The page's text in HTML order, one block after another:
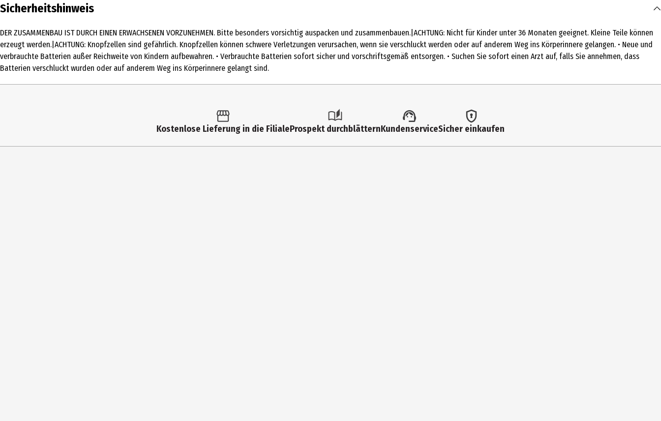
Inhalt
Altersempfehlung ab 4 Jahre
Artikelnummer des Herstellers
Hersteller Mattel Europa B.V.
service.mattel.com
Sicherheitshinweis
DER ZUSAMMENBAU IST DURCH EINEN ERWACHSENEN VORZUNEHMEN. Bitte besonders vorsichtig auspacken und zusammenbauen.|ACHTUNG: Nicht für Kinder unter 36 Monaten geeignet. Kleine Teile können
erzeugt werden.|ACHTUNG: Knopfzellen sind gefährlich. Knopfzellen können schwere Verletzungen verursachen, wenn sie verschluckt werden oder auf anderem Weg ins Körperinnere gelangen. • Neue und
verbrauchte Batterien außer Reichweite von Kindern aufbewahren. • Verbrauchte Batterien sofort sicher und vorschriftsgemäß entsorgen. • Suchen Sie sofort einen Arzt auf, falls Sie annehmen, dass
Batterien verschluckt wurden oder auf anderem Weg ins Körperinnere gelangt sind.
Kostenlose Lieferung in die FilialeProspekt durchblätternKundenserviceSicher einkaufen